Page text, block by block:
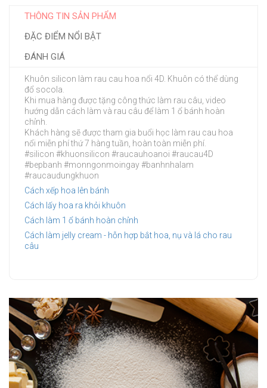
THÔNG TIN SẢN PHẨM
ĐẶC ĐIỂM NỔI BẬT
ĐÁNH GIÁ
Khuôn silicon làm rau cau hoa nổi 4D. Khuôn có thể dùng
đổ socola.
Khi mua hàng được tặng công thức làm rau câu, video
hướng dẫn cách làm và rau câu để làm 1 ổ bánh hoàn
chỉnh.
Khách hàng sẽ được tham gia buổi học làm rau cau hoa
nổi miễn phí thứ 7 hàng tuần, hoàn toàn miễn phí.
#silicon #khuonsilicon #raucauhoanoi #raucau4D
#bepbanh #monngonmoingay #banhnhalam
#raucaudungkhuon
Cách xếp hoa lên bánh
Cách lấy hoa ra khỏi khuôn
Cách làm 1 ổ bánh hoàn chỉnh
Cách làm jelly cream - hỗn hợp bắt hoa, nụ và lá cho rau
câu